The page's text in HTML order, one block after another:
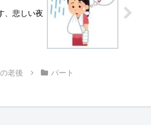
、悲しい夜
老後 パート